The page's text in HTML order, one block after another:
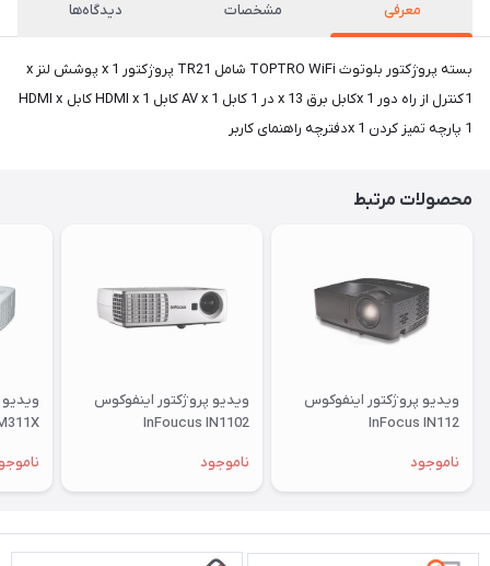
معرفی مشخصات دیدگاه‌ها
بسته پروژکتور بلوتوث TOPTRO WiFi شامل TR21 پروژکتور x 1 پوشش لنز x
1کنترل از راه دور x 1کابل برق x 13 در 1 کابل AV x 1 کابل HDMI x 1 کابل HDMI x
1 پارچه تمیز کردن x 1دفترچه راهنمای کاربر
محصولات مرتبط
ویدیو پروژکتور اینفوکوس
InFocus IN112
ناموجود
ویدیو پروژکتور اینفوکوس
InFoucus IN1102
ناموجود